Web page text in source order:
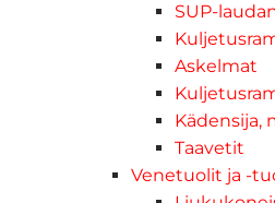
SUP-
Askelmat
Kädensija,
Taavetit
Venetuolit ja -